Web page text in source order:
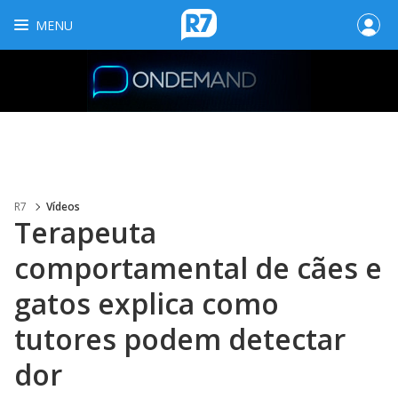
MENU
R7 Vídeos
Terapeuta
comportamental de cães e
gatos explica como
tutores podem detectar
dor